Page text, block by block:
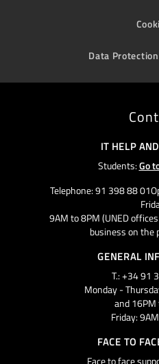
Data
IT HELP
Students:Go
Telephone: 91 398 88
9AM to 8PM (UNED
business on the
GENERAL
T.: +34 91
Monday -
and
Friday:
FACE TO
Face to face